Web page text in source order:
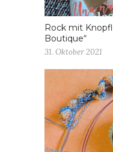
Rock mit
Boutique“
31. Oktober 2021